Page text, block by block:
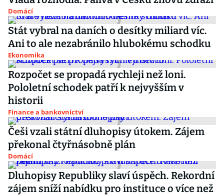
Domácí
Stát vybral na daních o desítky miliard víc.
Ani to ale nezabránilo hlubokému schodku
Ekonomika
Rozpočet se propadá rychleji než loni.
Pololetní schodek patří k nejvyšším v
historii
Finance a bankovnictví
Češi vzali státní dluhopisy útokem. Zájem
překonal čtyřnásobně plán
Domácí
Dluhopisy Republiky slaví úspěch. Rekordní
zájem sníží nabídku pro instituce o více než